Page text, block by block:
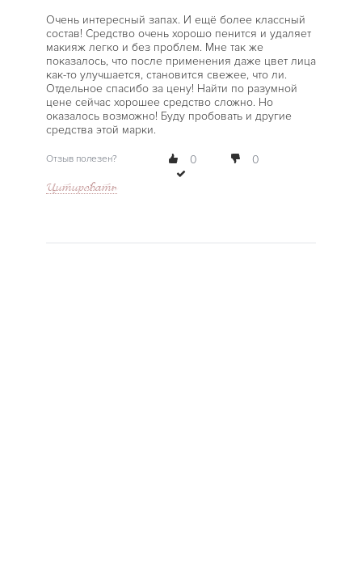
Очень интересный запах. И ещё более классный
состав! Средство очень хорошо пенится и удаляет
макияж легко и без проблем. Мне так же
показалось, что после применения даже цвет лица
как-то улучшается, становится свежее, что ли.
Отдельное спасибо за цену! Найти по разумной
цене сейчас хорошее средство сложно. Но
оказалось возможно! Буду пробовать и другие
средства этой марки.
Отзыв полезен? 0 0
Цитировать